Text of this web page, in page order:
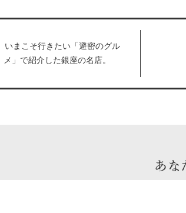
いまこそ行きたい「避密のグル
メ」で紹介した銀座の名店。
あな